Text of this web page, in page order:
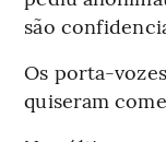
são
Os porta-
quiseram